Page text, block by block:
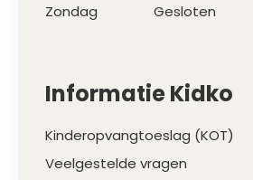
Zondag
Gesloten
Informatie Kidko
Kinderopvangtoeslag (KOT)
Veelgestelde vragen